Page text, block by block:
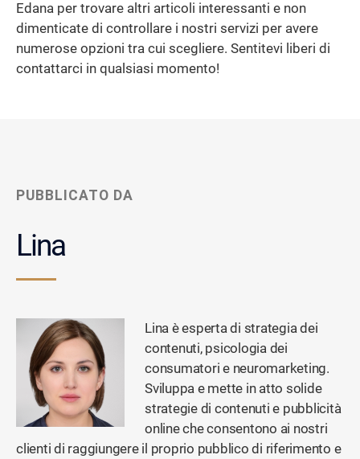
Edana per trovare altri articoli interessanti e non
dimenticate di controllare i nostri servizi per avere
numerose opzioni tra cui scegliere. Sentitevi liberi di
contattarci in qualsiasi momento!
PUBBLICATO DA
Lina
Lina è esperta di strategia dei
contenuti, psicologia dei
consumatori e neuromarketing.
Sviluppa e mette in atto solide
strategie di contenuti e pubblicità
online che consentono ai nostri
clienti di raggiungere il proprio pubblico di riferimento e